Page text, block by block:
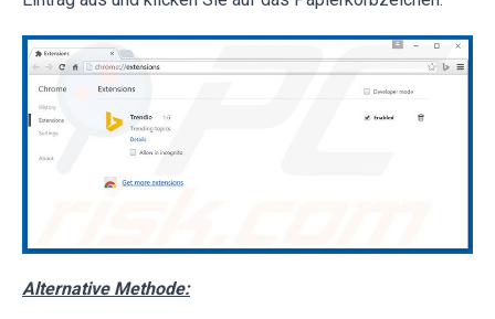
Alternative Methode: